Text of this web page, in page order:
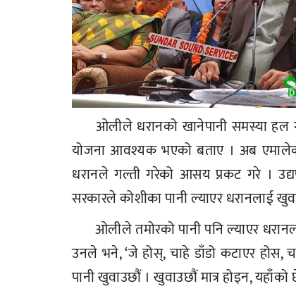
ओलीले धरानको खानेपानी समस्या हल
योजना आवश्यक भएको बताए । अब
धरानले गल्ती गरेको आसय प्रकट गरे ।
सरकारले कोशीका पानी ल्याएर धरानलाई
ओलीले तमोरको पानी पनि ल्याएर
उनले भने, ‘जे होस्, चाहे डाँडो कटाएर होस,
पानी खुवाउछौं । खुवाउछौं मात्र होइन,